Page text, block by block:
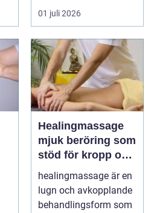
Andra har ...
01 juli 2026
Healingmassage
mjuk beröring som
stöd för kropp och
själ
healingmassage är en
lugn och avkopplande
behandlingsform som